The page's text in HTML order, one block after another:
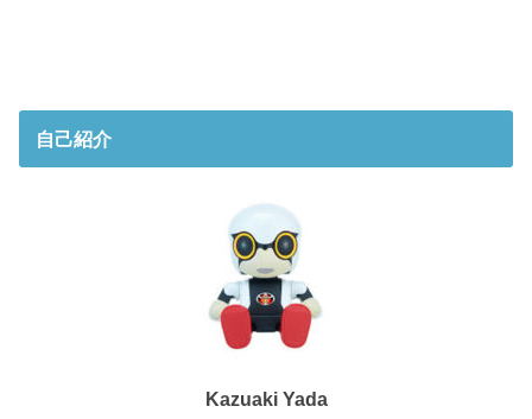
自己紹介
Kazuaki Yada